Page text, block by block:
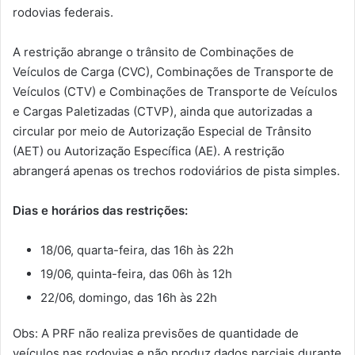
rodovias federais.
A restrição abrange o trânsito de Combinações de
Veículos de Carga (CVC), Combinações de Transporte de
Veículos (CTV) e Combinações de Transporte de Veículos
e Cargas Paletizadas (CTVP), ainda que autorizadas a
circular por meio de Autorização Especial de Trânsito
(AET) ou Autorização Específica (AE). A restrição
abrangerá apenas os trechos rodoviários de pista simples.
Dias e horários das restrições:
18/06, quarta-feira, das 16h às 22h
19/06, quinta-feira, das 06h às 12h
22/06, domingo, das 16h às 22h
Obs: A PRF não realiza previsões de quantidade de